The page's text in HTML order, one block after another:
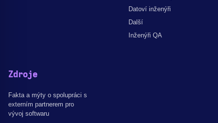
Datoví inženýři
Další
Inženýři QA
Zdroje
Fakta a mýty o spolupráci s
externím partnerem pro
vývoj softwaru